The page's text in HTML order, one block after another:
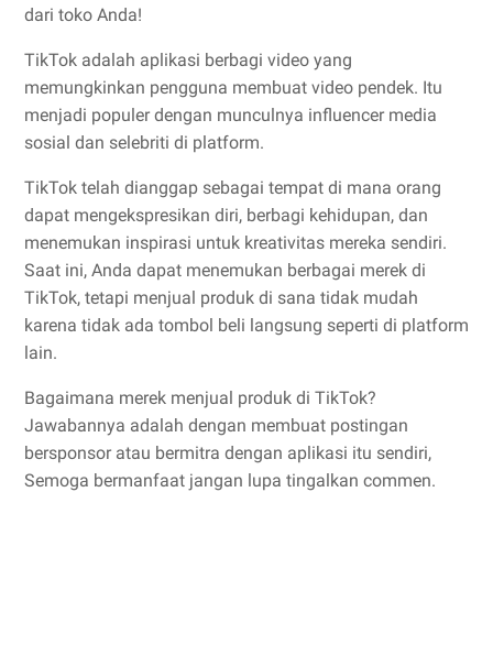
dari toko Anda!
TikTok adalah aplikasi berbagi video yang
memungkinkan pengguna membuat video pendek. Itu
menjadi populer dengan munculnya influencer media
sosial dan selebriti di platform.
TikTok telah dianggap sebagai tempat di mana orang
dapat mengekspresikan diri, berbagi kehidupan, dan
menemukan inspirasi untuk kreativitas mereka sendiri.
Saat ini, Anda dapat menemukan berbagai merek di
TikTok, tetapi menjual produk di sana tidak mudah
karena tidak ada tombol beli langsung seperti di platform
lain.
Bagaimana merek menjual produk di TikTok?
Jawabannya adalah dengan membuat postingan
bersponsor atau bermitra dengan aplikasi itu sendiri,
Semoga bermanfaat jangan lupa tingalkan commen.